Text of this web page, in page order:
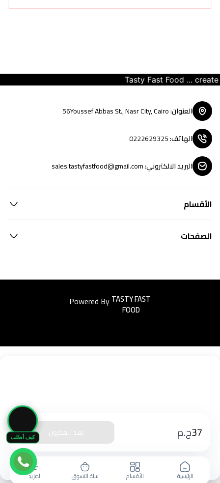
كيف أطلب 37ج.م نفذ المخزون
الرئيسية الأقسام سلة التسوق المزيد
Tasty Fast Food ... create
العنوان:
56Youssef Abbas St., Nasr City, Cairo
الهاتف:
0222629325
البريد الالكتروني:
sales.tastyfastfood@gmail.com
الأقسام
الصفحات
Powered ByEasyorders